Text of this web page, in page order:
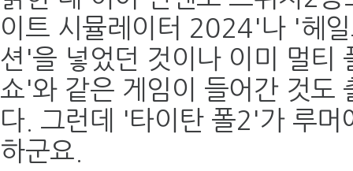
이트 시뮬레이터 2024'나 '헤
션'을 넣었던 것이나 이미 멀티
쇼'와 같은 게임이 들어간 것도
다. 그런데 '타이탄 폴2'가 루머
하군요.